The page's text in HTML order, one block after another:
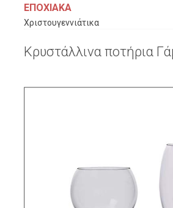
ΕΠΟΧΙΑΚΑ
Χριστουγεννιάτικα
Κρυστάλλινα ποτήρια